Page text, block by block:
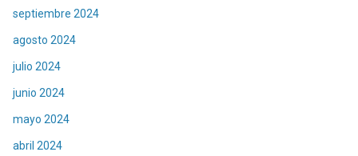
septiembre 2024
agosto 2024
julio 2024
junio 2024
mayo 2024
abril 2024